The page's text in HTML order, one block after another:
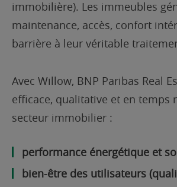
immobilière). Les immeubles
maintenance, accès, confort
barrière à leur véritable
Avec Willow, BNP Paribas Real
efficace, qualitative et en temps
secteur immobilier :
performance énergétique et
bien-être des utilisateurs